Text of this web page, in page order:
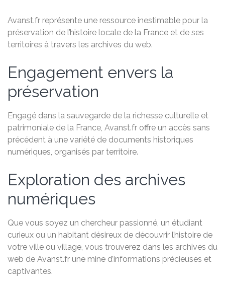
Avanst.fr représente une ressource inestimable pour la
préservation de l’histoire locale de la France et de ses
territoires à travers les archives du web.
Engagement envers la
préservation
Engagé dans la sauvegarde de la richesse culturelle et
patrimoniale de la France, Avanst.fr offre un accès sans
précédent à une variété de documents historiques
numériques, organisés par territoire.
Exploration des archives
numériques
Que vous soyez un chercheur passionné, un étudiant
curieux ou un habitant désireux de découvrir l’histoire de
votre ville ou village, vous trouverez dans les archives du
web de Avanst.fr une mine d’informations précieuses et
captivantes.